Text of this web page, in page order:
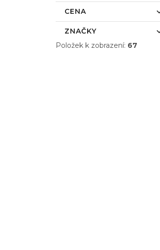
CENA
ZNAČKY
Položek k zobrazení: 67